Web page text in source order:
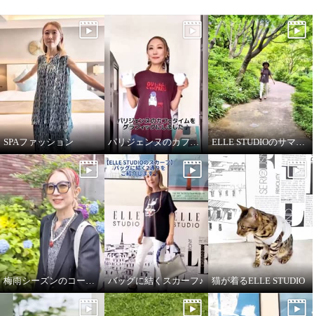
SPAファッション パリジェンヌのカフェタイム ELLE STUDIOのサマーTシャツ
梅雨シーズンのコーディネート バッグに結くスカーフ♪ 猫が着るELLE STUDIO